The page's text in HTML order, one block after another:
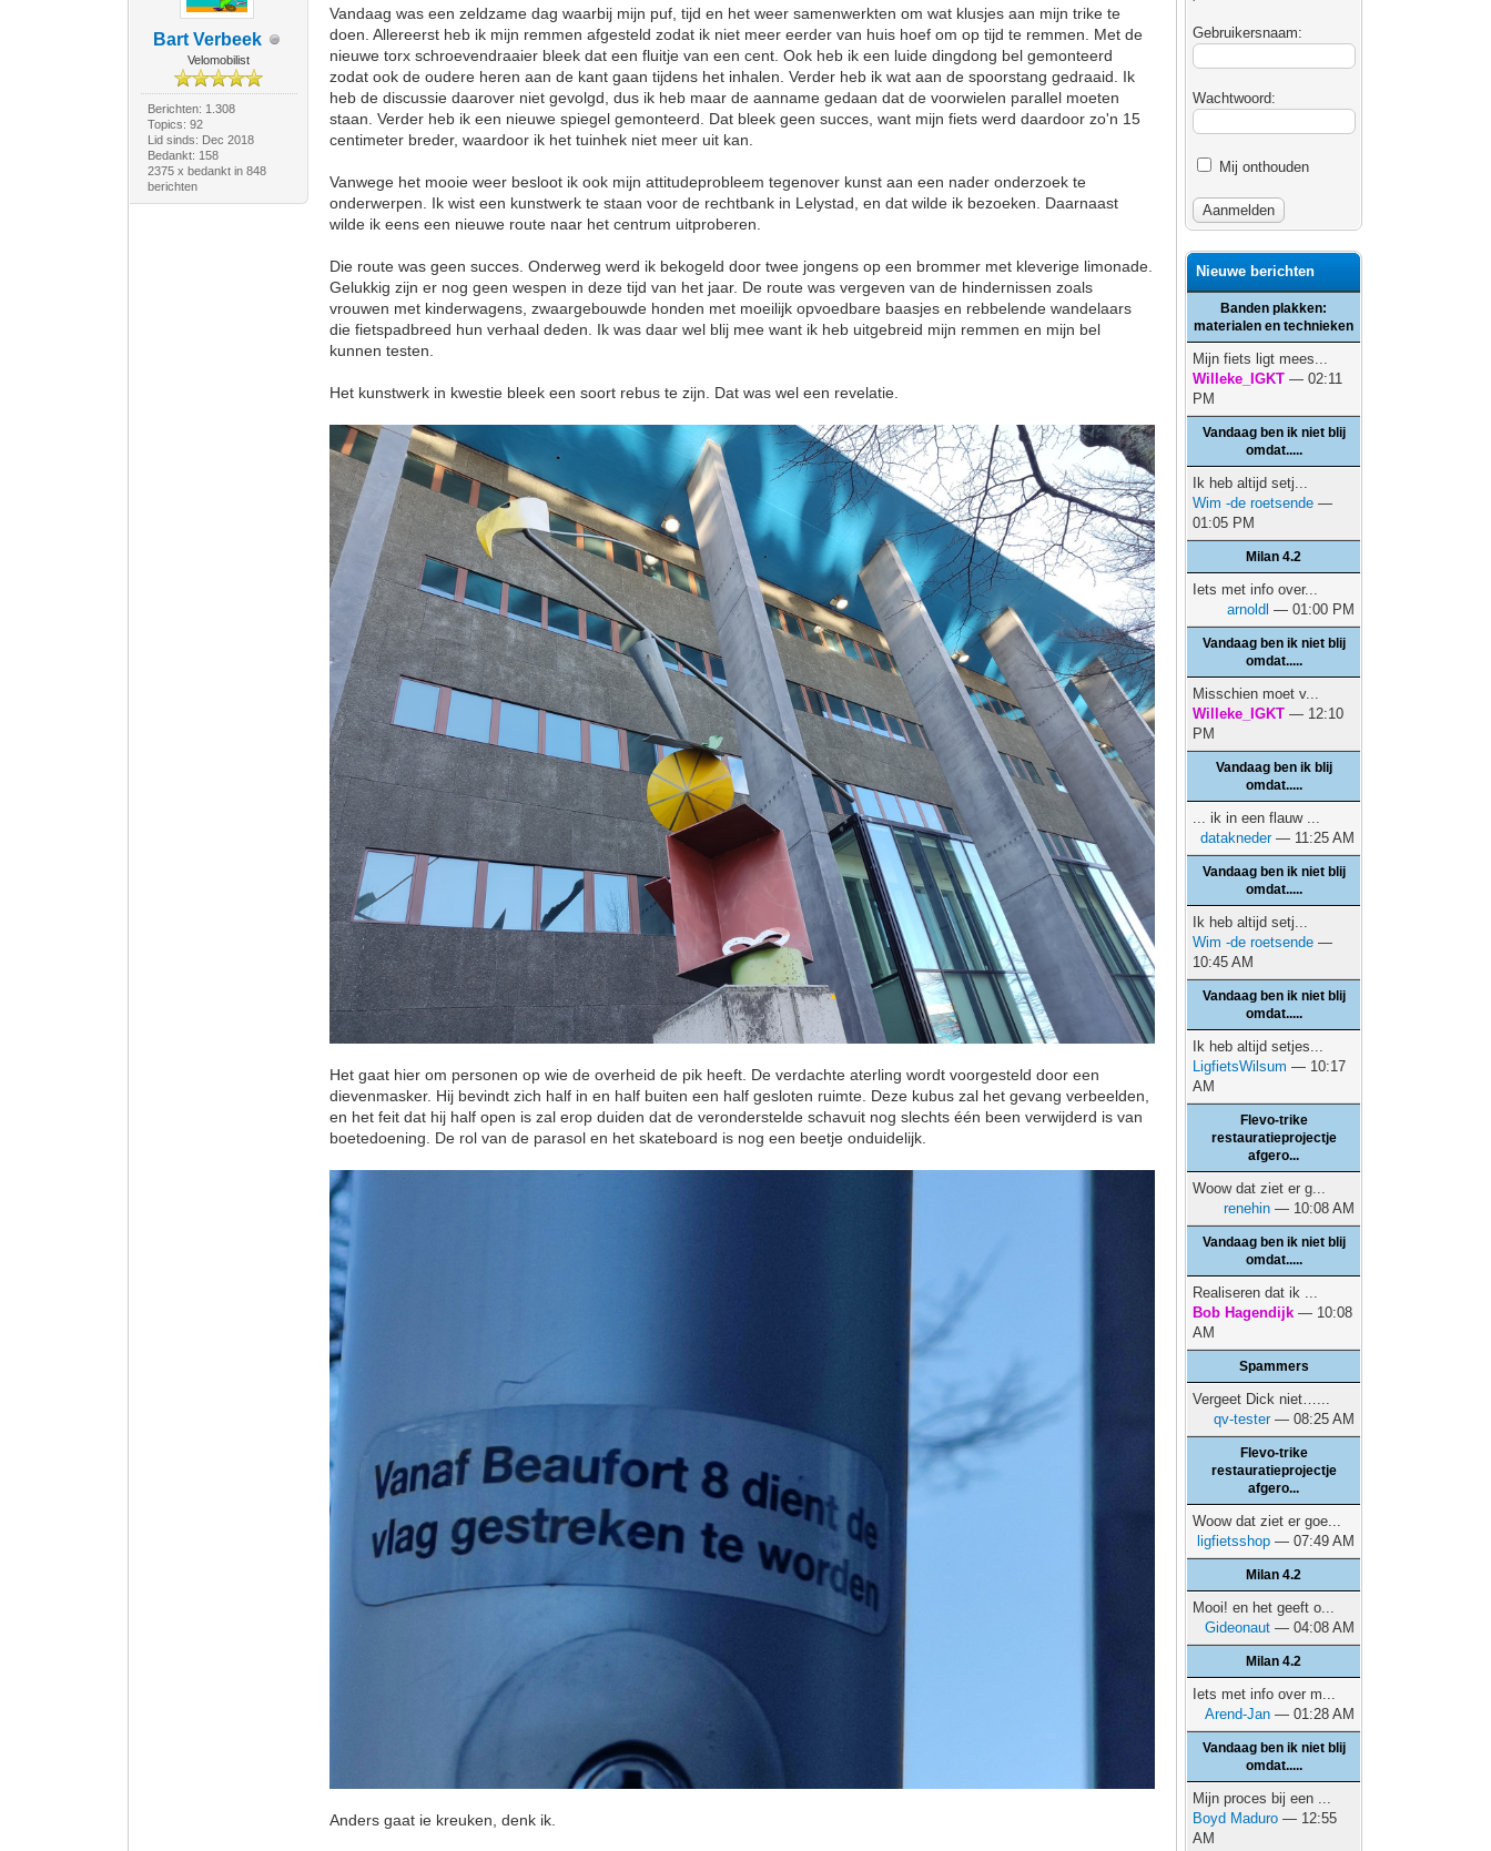
Bart Verbeek
Velomobilist
Berichten: 1.308
Topics: 92
Lid sinds: Dec 2018
Bedankt: 158
2375 x bedankt in 848
berichten
Vandaag was een zeldzame dag waarbij mijn puf, tijd en het weer samenwerkten om wat klusjes aan mijn trike te
doen. Allereerst heb ik mijn remmen afgesteld zodat ik niet meer eerder van huis hoef om op tijd te remmen. Met de
nieuwe torx schroevendraaier bleek dat een fluitje van een cent. Ook heb ik een luide dingdong bel gemonteerd
zodat ook de oudere heren aan de kant gaan tijdens het inhalen. Verder heb ik wat aan de spoorstang gedraaid. Ik
heb de discussie daarover niet gevolgd, dus ik heb maar de aanname gedaan dat de voorwielen parallel moeten
staan. Verder heb ik een nieuwe spiegel gemonteerd. Dat bleek geen succes, want mijn fiets werd daardoor zo'n 15
centimeter breder, waardoor ik het tuinhek niet meer uit kan.
Vanwege het mooie weer besloot ik ook mijn attitudeprobleem tegenover kunst aan een nader onderzoek te
onderwerpen. Ik wist een kunstwerk te staan voor de rechtbank in Lelystad, en dat wilde ik bezoeken. Daarnaast
wilde ik eens een nieuwe route naar het centrum uitproberen.
Die route was geen succes. Onderweg werd ik bekogeld door twee jongens op een brommer met kleverige limonade.
Gelukkig zijn er nog geen wespen in deze tijd van het jaar. De route was vergeven van de hindernissen zoals
vrouwen met kinderwagens, zwaargebouwde honden met moeilijk opvoedbare baasjes en rebbelende wandelaars
die fietspadbreed hun verhaal deden. Ik was daar wel blij mee want ik heb uitgebreid mijn remmen en mijn bel
kunnen testen.
Het kunstwerk in kwestie bleek een soort rebus te zijn. Dat was wel een revelatie.
Het gaat hier om personen op wie de overheid de pik heeft. De verdachte aterling wordt voorgesteld door een
dievenmasker. Hij bevindt zich half in en half buiten een half gesloten ruimte. Deze kubus zal het gevang verbeelden,
en het feit dat hij half open is zal erop duiden dat de veronderstelde schavuit nog slechts één been verwijderd is van
boetedoening. De rol van de parasol en het skateboard is nog een beetje onduidelijk.
Anders gaat ie kreuken, denk ik.
Gebruikersnaam:
Wachtwoord:
Mij onthouden
Nieuwe berichten
Banden plakken:
materialen en technieken
Mijn fiets ligt mees...
Willeke_IGKT — 02:11
PM
Vandaag ben ik niet blij
omdat.....
Ik heb altijd setj...
Wim -de roetsende —
01:05 PM
Milan 4.2
Iets met info over...
arnoldl — 01:00 PM
Vandaag ben ik niet blij
omdat.....
Misschien moet v...
Willeke_IGKT — 12:10
PM
Vandaag ben ik blij
omdat.....
... ik in een flauw ...
datakneder— 11:25 AM
Vandaag ben ik niet blij
omdat.....
Ik heb altijd setj...
Wim -de roetsende —
10:45 AM
Vandaag ben ik niet blij
omdat.....
Ik heb altijd setjes...
LigfietsWilsum — 10:17
AM
Flevo-trike
restauratieprojectje
afgero...
Woow dat ziet er g...
renehin — 10:08 AM
Vandaag ben ik niet blij
omdat.....
Realiseren dat ik ...
Bob Hagendijk — 10:08
AM
Spammers
Vergeet Dick niet…...
qv-tester— 08:25 AM
Flevo-trike
restauratieprojectje
afgero...
Woow dat ziet er goe...
ligfietsshop — 07:49 AM
Milan 4.2
Mooi! en het geeft o...
Gideonaut — 04:08 AM
Milan 4.2
Iets met info over m...
Arend-Jan — 01:28 AM
Vandaag ben ik niet blij
omdat.....
Mijn proces bij een ...
Boyd Maduro — 12:55
AM